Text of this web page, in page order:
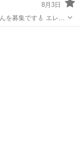
8月3日
を募集です🎸 エレキ
ンライン教室・エレ